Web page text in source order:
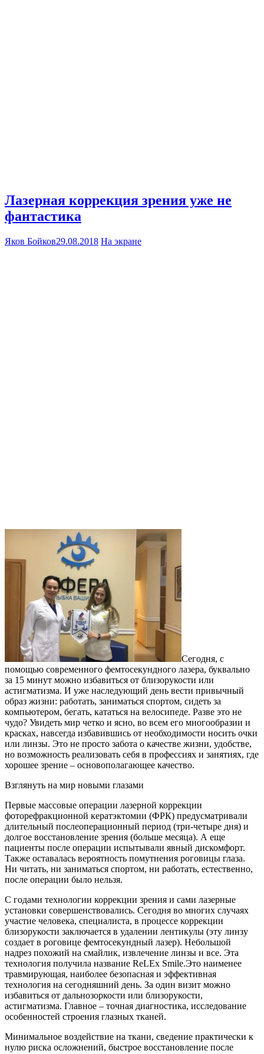
Лазерная коррекция зрения уже не
фантастика
Яков Бойков29.08.2018 На экране
Сегодня, с
помощью современного фемтосекундного лазера, буквально
за 15 минут можно избавиться от близорукости или
астигматизма. И уже наследующий день вести привычный
образ жизни: работать, заниматься спортом, сидеть за
компьютером, бегать, кататься на велосипеде. Разве это не
чудо? Увидеть мир четко и ясно, во всем его многообразии и
красках, навсегда избавившись от необходимости носить очки
или линзы. Это не просто забота о качестве жизни, удобстве,
но возможность реализовать себя в профессиях и занятиях, где
хорошее зрение – основополагающее качество.
Взглянуть на мир новыми глазами
Первые массовые операции лазерной коррекции
фоторефракционной кератэктомии (ФРК) предусматривали
длительный послеоперационный период (три-четыре дня) и
долгое восстановление зрения (больше месяца). А еще
пациенты после операции испытывали явный дискомфорт.
Также оставалась вероятность помутнения роговицы глаза.
Ни читать, ни заниматься спортом, ни работать, естественно,
после операции было нельзя.
С годами технологии коррекции зрения и сами лазерные
установки совершенствовались. Сегодня во многих случаях
участие человека, специалиста, в процессе коррекции
близорукости заключается в удалении лентикулы (эту линзу
создает в роговице фемтосекундный лазер). Небольшой
надрез похожий на смайлик, извлечение линзы и все. Эта
технология получила название ReLEx Smile.Это наименее
травмирующая, наиболее безопасная и эффективная
технология на сегодняшний день. За один визит можно
избавиться от дальнозоркости или близорукости,
астигматизма. Главное – точная диагностика, исследование
особенностей строения глазных тканей.
Минимальное воздействие на ткани, сведение практически к
нулю риска осложнений, быстрое восстановление после